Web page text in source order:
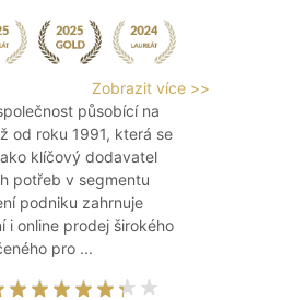
Zobrazit více >>
působící na
od roku 1991, která se
klíčový dodavatel
potřeb v segmentu
podniku zahrnuje
i online prodej širokého
pro ...